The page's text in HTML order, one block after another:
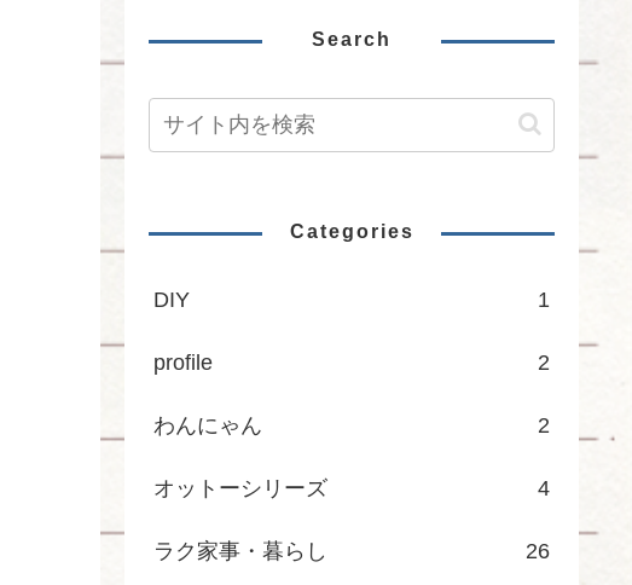
Search
Categories
DIY 1
profile 2
わんにゃん 2
オットーシリーズ 4
ラク家事・暮らし 26